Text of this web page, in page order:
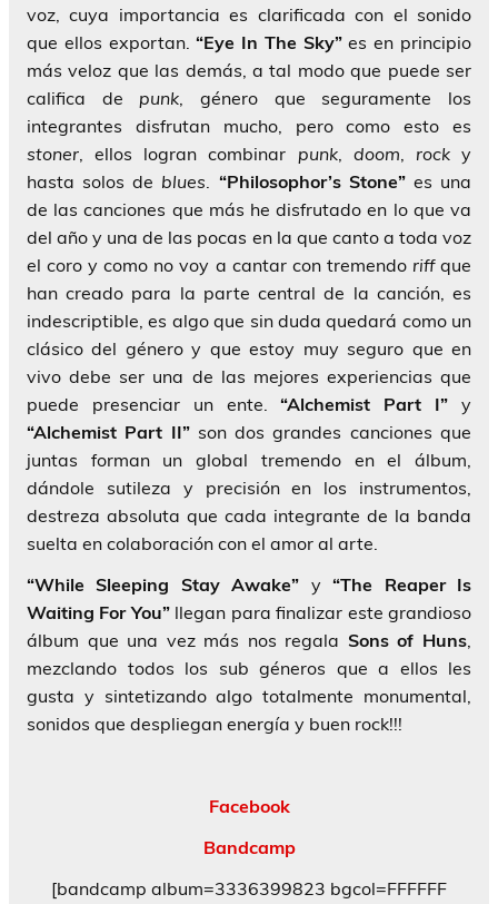
voz, cuya importancia es clarificada con el sonido
que ellos exportan.“Eye In The Sky”es en principio
más veloz que las demás, a tal modo que puede ser
califica de punk, género que seguramente los
integrantes disfrutan mucho, pero como esto es
stoner, ellos logran combinar punk, doom, rocky
hasta solos de blues. “Philosophor’s Stone”es una
de las canciones que más he disfrutado en lo que va
del año y una de las pocas en la que canto a toda voz
el coro y como no voy a cantar con tremendo riffque
han creado para la parte central de la canción, es
indescriptible, es algo que sin duda quedará como un
clásico del género y que estoy muy seguro que en
vivo debe ser una de las mejores experiencias que
puede presenciar un ente.“Alchemist Part I” y
“Alchemist Part II”son dos grandes canciones que
juntas forman un global tremendo en el álbum,
dándole sutileza y precisión en los instrumentos,
destreza absoluta que cada integrante de la banda
suelta en colaboración con el amor al arte.
“While Sleeping Stay Awake” y“The Reaper Is
Waiting For You”llegan para finalizar este grandioso
álbum que una vez más nos regala Sons of Huns,
mezclando todos los sub géneros que a ellos les
gusta y sintetizando algo totalmente monumental,
sonidos que despliegan energía y buen rock!!!
Facebook
Bandcamp
[bandcamp album=3336399823 bgcol=FFFFFF